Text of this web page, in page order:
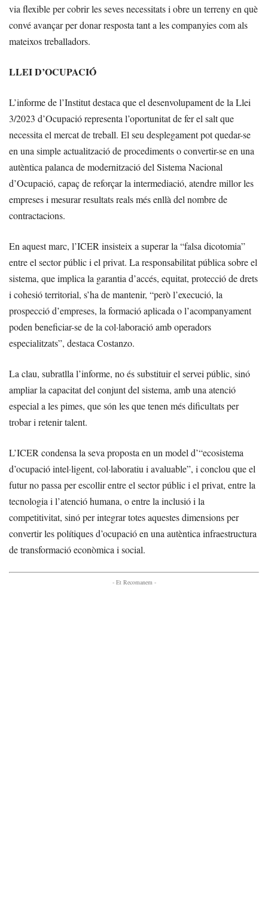
via flexible per cobrir les seves necessitats i obre un terreny en què
convé avançar per donar resposta tant a les companyies com als
mateixos treballadors.
LLEI D’OCUPACIÓ
L’informe de l’Institut destaca que el desenvolupament de la Llei
3/2023 d’Ocupació representa l’oportunitat de fer el salt que
necessita el mercat de treball. El seu desplegament pot quedar-se
en una simple actualització de procediments o convertir-se en una
autèntica palanca de modernització del Sistema Nacional
d’Ocupació, capaç de reforçar la intermediació, atendre millor les
empreses i mesurar resultats reals més enllà del nombre de
contractacions.
En aquest marc, l’ICER insisteix a superar la “falsa dicotomia”
entre el sector públic i el privat. La responsabilitat pública sobre el
sistema, que implica la garantia d’accés, equitat, protecció de drets
i cohesió territorial, s’ha de mantenir, “però l’execució, la
prospecció d’empreses, la formació aplicada o l’acompanyament
poden beneficiar-se de la col·laboració amb operadors
especialitzats”, destaca Costanzo.
La clau, subratlla l’informe, no és substituir el servei públic, sinó
ampliar la capacitat del conjunt del sistema, amb una atenció
especial a les pimes, que són les que tenen més dificultats per
trobar i retenir talent.
L’ICER condensa la seva proposta en un model d’“ecosistema
d’ocupació intel·ligent, col·laboratiu i avaluable”, i conclou que el
futur no passa per escollir entre el sector públic i el privat, entre la
tecnologia i l’atenció humana, o entre la inclusió i la
competitivitat, sinó per integrar totes aquestes dimensions per
convertir les polítiques d’ocupació en una autèntica infraestructura
de transformació econòmica i social.
- Et Recomanem -